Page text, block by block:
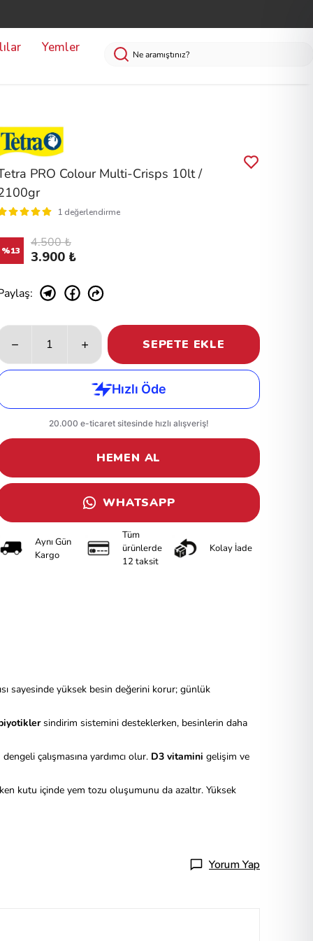
Yemler
PRO Colour Multi-Crisps 10lt /
1 değerlendirme
%13
4.500 ₺
3.900 ₺
:
SEPETE EKLE
HEMEN AL
WHATSAPP
Aynı Gün
Kargo
Tüm
ürünlerde
12 taksit
Kolay İade
sayesinde yüksek besin değerini korur; günlük
sindirim sistemini desteklerken, besinlerin daha
çalışmasına yardımcı olur. D3 vitamini gelişim ve
kutu içinde yem tozu oluşumunu da azaltır. Yüksek
Yorum Yap